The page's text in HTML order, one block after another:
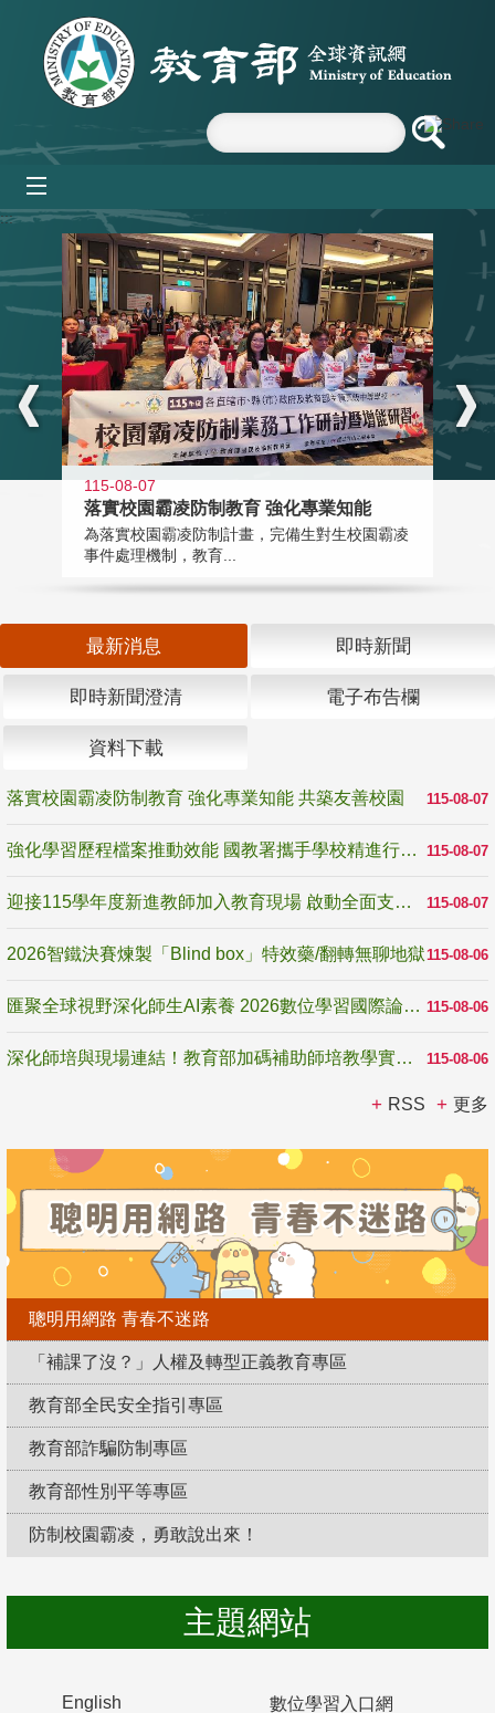
跳到主要內容區塊
:::
115-08-07
落實校園霸凌防制教育 強化專業知能
為落實校園霸凌防制計畫，完備生對生校園霸凌
事件處理機制，教育...
最新消息 即時新聞
即時新聞澄清 電子布告欄
資料下載
115-08-07
落實校園霸凌防制教育 強化專業知能 共築友善校園
115-08-07
強化學習歷程檔案推動效能 國教署攜手學校精進行政與教學支持
115-08-07
迎接115學年度新進教師加入教育現場 啟動全面支持陪伴
115-08-06
2026智鐵決賽煉製「Blind box」特效藥/翻轉無聊地獄
115-08-06
匯聚全球視野深化師生AI素養 2026數位學習國際論壇高雄登場
115-08-06
深化師培與現場連結！教育部加碼補助師培教學實踐研究 10月師培國際研討會交流教學實踐經驗
RSS 更多
聰明用網路 青春不迷路
「補課了沒？」人權及轉型正義教育專區
教育部全民安全指引專區
教育部詐騙防制專區
教育部性別平等專區
防制校園霸凌，勇敢說出來！
主題網站
English 數位學習入口網